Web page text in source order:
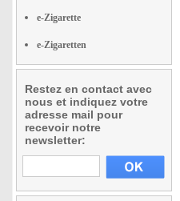
e-Zigarette
e-Zigaretten
Restez en contact avec
nous et indiquez votre
adresse mail pour
recevoir notre
newsletter: